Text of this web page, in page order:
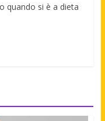
quando si è a dieta